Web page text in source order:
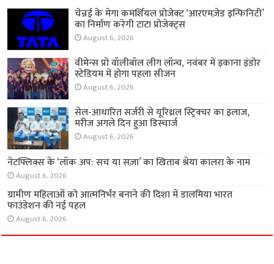
चेन्नई के मेगा कमर्शियल प्रोजेक्ट ‘आरएमज़ेड इन्फिनिटी’
का निर्माण करेगी टाटा प्रोजेक्ट्स
August 6, 2026
वीमेन्स प्रो वॉलीबॉल लीग लॉन्च, नवंबर में इकाना इंडोर
स्टेडियम में होगा पहला सीजन
August 6, 2026
सेल-आधारित सर्जरी से यूरिथ्रल स्ट्रिक्चर का इलाज,
मरीज अगले दिन हुआ डिस्चार्ज
August 6, 2026
नेटफ्लिक्स के ‘लॉक अप: सच या सज़ा’ का खिताब श्रेया
August 6, 2026
ग्रामीण महिलाओं को आत्मनिर्भर बनाने की दिशा में
August 6, 2026